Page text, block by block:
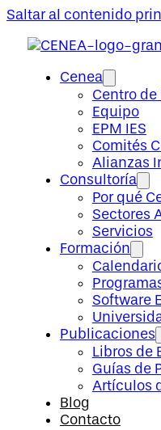
Saltar al contenido
Cenea
Centro
Equipo
EPM IES
Comités
Alianzas
Consultoría
Por qué
Sectores
Servicios
Formación
Software
Publicaciones
Libros de
Guías de
Artículos
Blog
Contacto